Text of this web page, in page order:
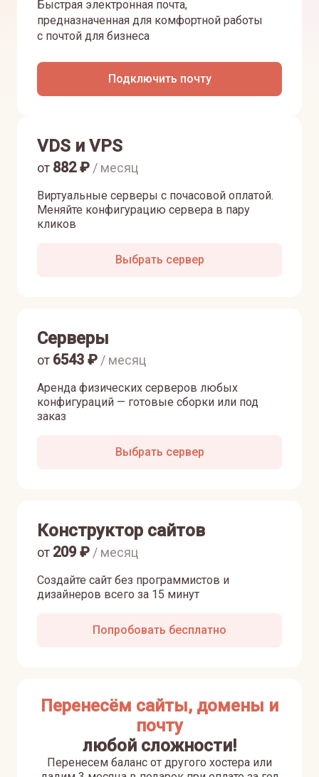
Быстрая электронная почта,
предназначенная для комфортной работы
с почтой для бизнеса
Подключить почту
VDS и VPS
Виртуальные серверы с почасовой оплатой.
Меняйте конфигурацию сервера в пару
кликов
от 882₽ / месяц
Выбрать сервер
Серверы
Аренда физических серверов любых
конфигураций — готовые сборки или под
заказ
от 6543 ₽ / месяц
Выбрать сервер
Конструктор сайтов
Создайте сайт без программистов и
дизайнеров всего за 15 минут
от 209₽ / месяц
Попробовать бесплатно
Перенесём сайты, домены и
почту
любой сложности!
Перенесем баланс от другого хостера или